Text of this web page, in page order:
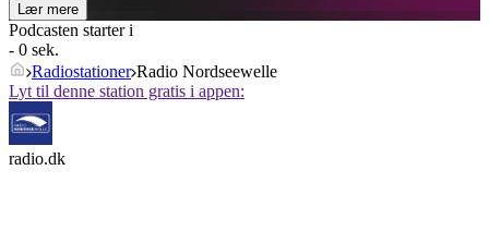
Lær mere
Podcasten starter i
- 0 sek.
Radiostationer Radio Nordseewelle
Lyt til denne station gratis i appen:
radio.dk